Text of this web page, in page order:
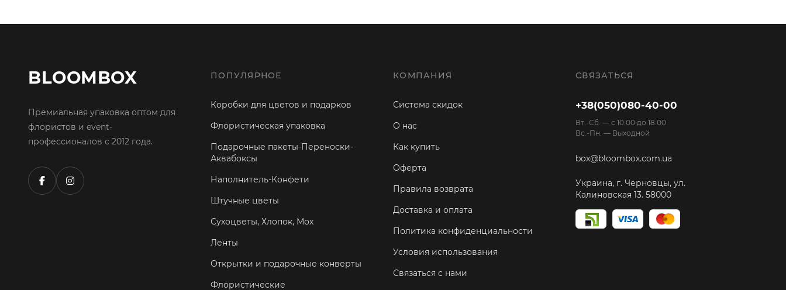
BLOOMBOX
Премиальная упаковка оптом для
флористов и event-
профессионалов с 2012 года.
ПОПУЛЯРНОЕ
Коробки для цветов и подарков
Флористическая упаковка
Подарочные пакеты-Переноски-
Аквабоксы
Наполнитель-Конфети
Штучные цветы
Сухоцветы, Хлопок, Мох
Ленты
Открытки и подарочные конверты
Флористические
КОМПАНИЯ
Система скидок
О нас
Как купить
Оферта
Правила возврата
Доставка и оплата
Политика конфиденциальности
Условия использования
Связаться с нами
СВЯЗАТЬСЯ
+38(050)080-40-00
Вт.-Cб. — с 10:00 до 18:00
Вс.-Пн. — Выходной
box@bloombox.com.ua
Украина, г. Черновцы, ул.
Калиновская 13. 58000